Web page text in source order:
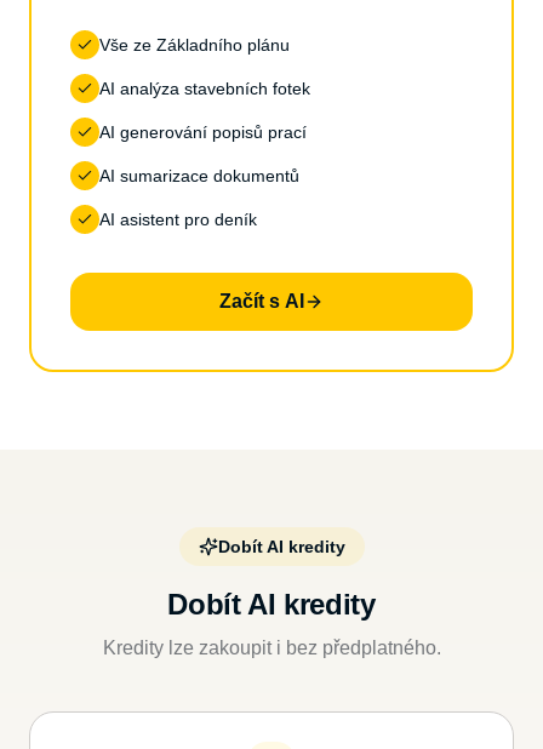
Vše ze Základního plánu
AI analýza stavebních fotek
AI generování popisů prací
AI sumarizace dokumentů
AI asistent pro deník
Začít s AI
Dobít AI kredity
Dobít AI kredity
Kredity lze zakoupit i bez předplatného.